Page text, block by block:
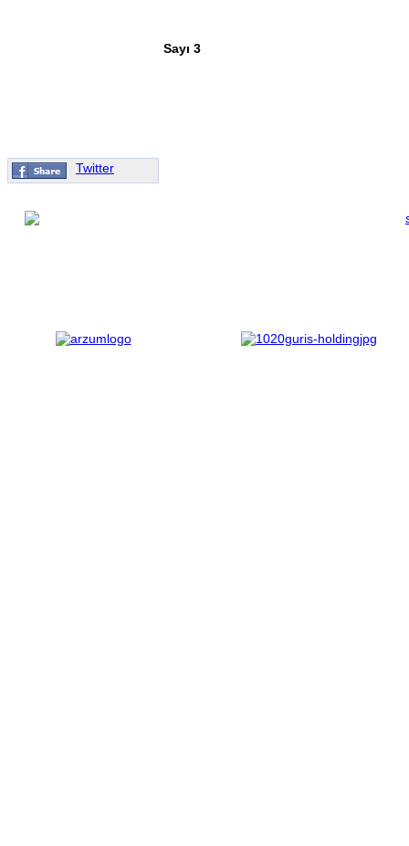
Sayı 3
Twitter